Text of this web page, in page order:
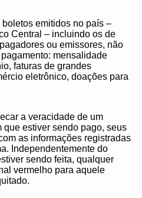
emitidos no país –
Central – incluindo os de
ou emissores, não
mensalidade
faturas de grandes
eletrônico, doações para
a veracidade de um
que estiver sendo pago, seus
as informações registradas
Independentemente do
sendo feita, qualquer
vermelho para aquele